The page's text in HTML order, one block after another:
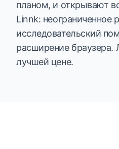
планом, и открывают
Linnk: неограниченное
исследовательский
расширение браузера.
лучшей цене.